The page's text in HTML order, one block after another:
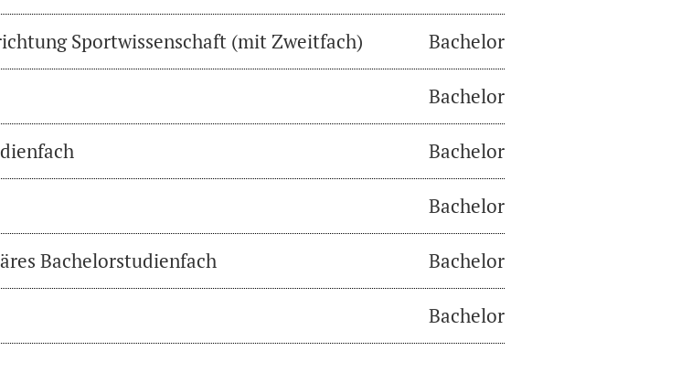
Sportwissenschaft (mit Zweitfach) Bachelor
Bachelor
Bachelor
Bachelor
Bachelorstudienfach Bachelor
Bachelor